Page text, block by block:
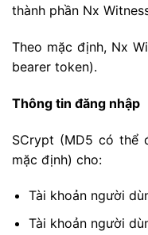
thành phần Nx
Theo mặc định, Nx
bearer token).
Thông tin đăng nhập
SCrypt (MD5 có thể
mặc định) cho:
Tài khoản người
Tài khoản người